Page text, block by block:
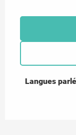
Langues
Langues